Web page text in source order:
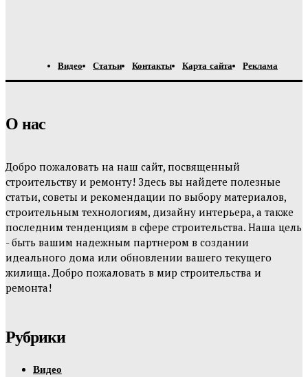
Видео Статьи Контакты Карта сайта Реклама
О нас
Добро пожаловать на наш сайт, посвященный
строительству и ремонту! Здесь вы найдете полезные
статьи, советы и рекомендации по выбору материалов,
строительным технологиям, дизайну интерьера, а также
последним тенденциям в сфере строительства. Наша цель
- быть вашим надежным партнером в создании
идеального дома или обновлении вашего текущего
жилища. Добро пожаловать в мир строительства и
ремонта!
Рубрики
Видео